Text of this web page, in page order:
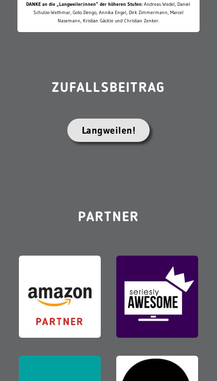
DANKE an die „Langweiler:innen“ der höheren Stufen: Andreas Wedel, Daniel
Schulze-Wethmar, Goto Dengo, Annika Engel, Dirk Zimmermann, Marcel
Nasemann, Kristian Gäckle und Christian Zenker.
ZUFALLSBEITRAG
Langweilen!
PARTNER